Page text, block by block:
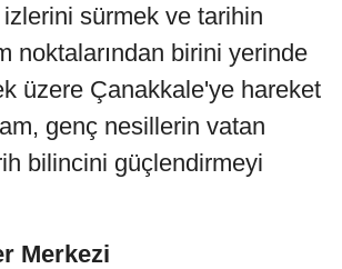
sürmek ve tarihin
noktalarından birini yerinde
üzere Çanakkale'ye hareket
genç nesillerin vatan
bilincini güçlendirmeyi
Merkezi